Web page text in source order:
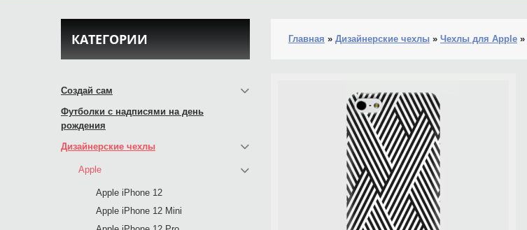
Главная » Дизайнерские чехлы » Чехлы для Apple »
КАТЕГОРИИ
Создай сам
Футболки с надписями на день
рождения
Дизайнерские чехлы
Apple
Apple iPhone 12
Apple iPhone 12 Mini